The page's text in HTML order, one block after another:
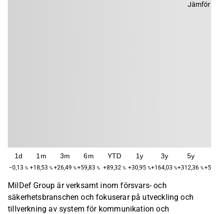
Jämför
1d
−0,13 %
1m
+18,53 %
3m
+26,49 %
6m
+59,83 %
YTD
+89,32 %
1y
+30,95 %
3y
+164,03 %
5y
+312,36 %
MilDef Group är verksamt inom försvars- och
säkerhetsbranschen och fokuserar på utveckling och
tillverkning av system för kommunikation och